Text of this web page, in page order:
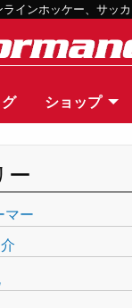
インホッケー、サッ
ショップ
ー
マー